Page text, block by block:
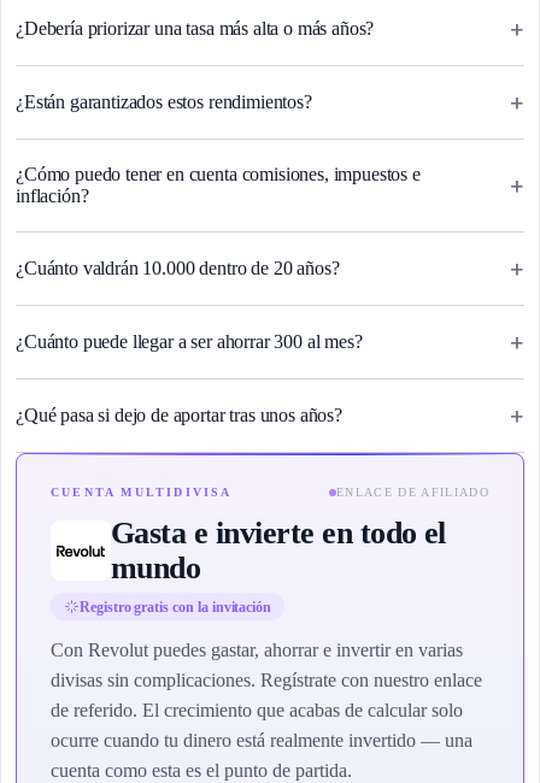
¿Debería priorizar una tasa más alta o más años? +
¿Están garantizados estos rendimientos? +
¿Cómo puedo tener en cuenta comisiones, impuestos e
inflación?
+
¿Cuánto valdrán 10.000 dentro de 20 años? +
¿Cuánto puede llegar a ser ahorrar 300 al mes? +
¿Qué pasa si dejo de aportar tras unos años? +
CUENTA MULTIDIVISA ENLACE DE AFILIADO
Gasta e invierte en todo el
mundo
Registro gratis con la invitación
Con Revolut puedes gastar, ahorrar e invertir en varias
divisas sin complicaciones. Regístrate con nuestro enlace
de referido. El crecimiento que acabas de calcular solo
ocurre cuando tu dinero está realmente invertido — una
cuenta como esta es el punto de partida.